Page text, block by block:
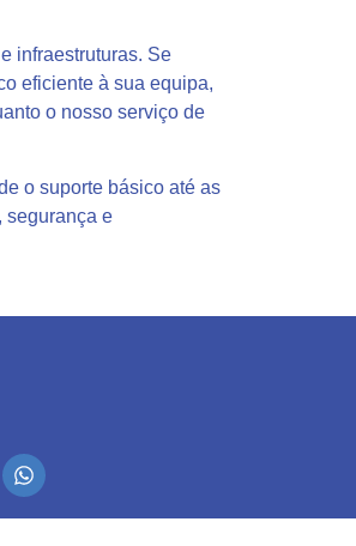
infraestruturas. Se
eficiente à sua equipa,
o nosso serviço de
o suporte básico até as
segurança e